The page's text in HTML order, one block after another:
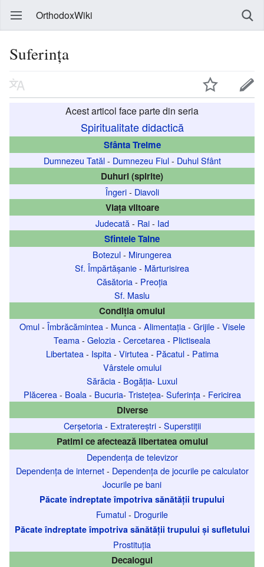
OrthodoxWiki
Suferința
Acest articol face parte din seria
Spiritualitate didactică
Sfânta Treime
Dumnezeu Tatăl- Dumnezeu Fiul- Duhul Sfânt
Duhuri (spirite)
Îngeri- Diavoli
Viața viitoare
Judecată- Rai- Iad
Sfintele Taine
Botezul- Mirungerea
Sf. Împărtășanie- Mărturisirea
Căsătoria- Preoția
Sf. Maslu
Condiția omului
Omul- Îmbrăcămintea- Munca- Alimentația- Grijile- Visele
Teama- Gelozia- Cercetarea- Plictiseala
Libertatea- Ispita- Virtutea- Păcatul- Patima
Vârstele omului
Sărăcia- Bogăția- Luxul
Plăcerea- Boala- Bucuria- Tristețea- Suferința- Fericirea
Diverse
Cerșetoria- Extratereștri- Superstiții
Patimi ce afectează libertatea omului
Dependența de televizor
Dependența de internet- Dependența de jocurile pe calculator
Jocurile pe bani
Păcate îndreptate împotriva sănătății trupului
Fumatul- Drogurile
Păcate îndreptate împotriva sănătății trupului și sufletului
Prostituția
Decalogul